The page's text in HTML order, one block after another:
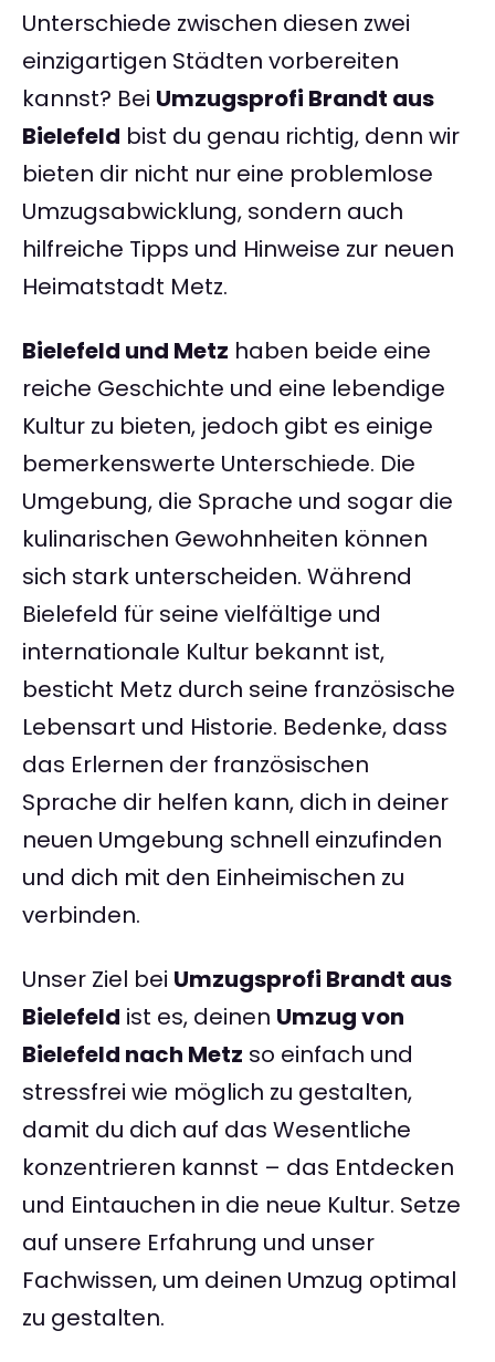
Unterschiede zwischen diesen zwei
einzigartigen Städten vorbereiten
kannst? Bei Umzugsprofi Brandt aus
Bielefeld bist du genau richtig, denn wir
bieten dir nicht nur eine problemlose
Umzugsabwicklung, sondern auch
hilfreiche Tipps und Hinweise zur neuen
Heimatstadt Metz.
Bielefeld und Metz haben beide eine
reiche Geschichte und eine lebendige
Kultur zu bieten, jedoch gibt es einige
bemerkenswerte Unterschiede. Die
Umgebung, die Sprache und sogar die
kulinarischen Gewohnheiten können
sich stark unterscheiden. Während
Bielefeld für seine vielfältige und
internationale Kultur bekannt ist,
besticht Metz durch seine französische
Lebensart und Historie. Bedenke, dass
das Erlernen der französischen
Sprache dir helfen kann, dich in deiner
neuen Umgebung schnell einzufinden
und dich mit den Einheimischen zu
verbinden.
Unser Ziel bei Umzugsprofi Brandt aus
Bielefeld ist es, deinen Umzug von
Bielefeld nach Metz so einfach und
stressfrei wie möglich zu gestalten,
damit du dich auf das Wesentliche
konzentrieren kannst – das Entdecken
und Eintauchen in die neue Kultur. Setze
auf unsere Erfahrung und unser
Fachwissen, um deinen Umzug optimal
zu gestalten.